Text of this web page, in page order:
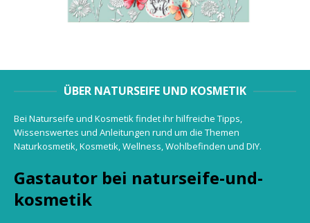
ÜBER NATURSEIFE UND KOSMETIK
Bei Naturseife und Kosmetik findet ihr hilfreiche Tipps,
Wissenswertes und Anleitungen rund um die Themen
Naturkosmetik, Kosmetik, Wellness, Wohlbefinden und DIY.
Gastautor bei naturseife-und-
kosmetik